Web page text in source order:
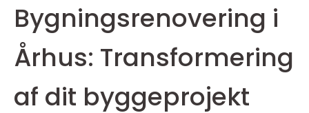
Bygningsrenovering i
Århus: Transformering
af dit byggeprojekt